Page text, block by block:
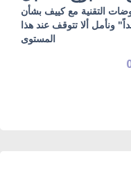
التقنية مع كييف بشأن
ونأمل ألا تتوقف عند هذا
المستوى